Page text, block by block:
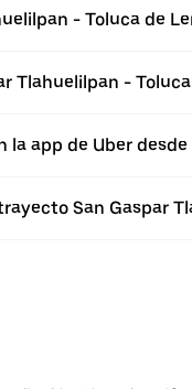
- Toluca de
Tlahuelilpan - Toluca
app de Uber
San Gaspar